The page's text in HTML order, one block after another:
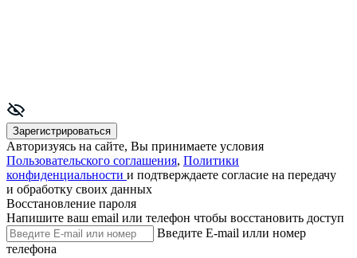
Зарегистрироваться
Авторизуясь на сайте, Вы принимаете условия
Пользовательского соглашения, Политики
конфиденциальности и подтверждаете согласие на передачу
и обработку своих данных
Восстановление пароля
Напишите ваш email или телефон чтобы восстановить доступ
Введите E-mail илли номер
телефона